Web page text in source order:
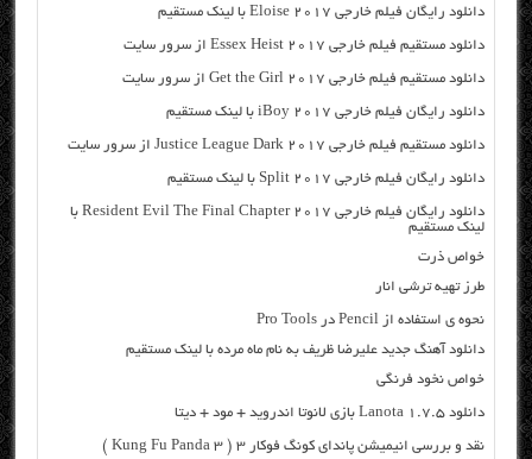
دانلود رایگان فیلم خارجی Eloise 2017 با لینک مستقیم
دانلود مستقیم فیلم خارجی Essex Heist 2017 از سرور سایت
دانلود مستقیم فیلم خارجی Get the Girl 2017 از سرور سایت
دانلود رایگان فیلم خارجی iBoy 2017 با لینک مستقیم
دانلود مستقیم فیلم خارجی Justice League Dark 2017 از سرور سایت
دانلود رایگان فیلم خارجی Split 2017 با لینک مستقیم
دانلود رایگان فیلم خارجی Resident Evil The Final Chapter 2017 با
لینک مستقیم
خواص ذرت
طرز تهیه ترشی انار
نحوه ی استفاده از Pencil در Pro Tools
دانلود آهنگ جدید علیرضا ظریف به نام ماه مرده با لینک مستقیم
خواص نخود فرنگی
دانلود Lanota 1.7.5 بازی لانوتا اندروید + مود + دیتا
نقد و بررسی انیمیشن پاندای کونگ فوکار 3 ( Kung Fu Panda 3 )